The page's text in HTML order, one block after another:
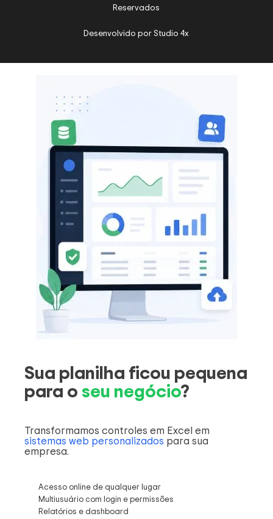
Reservados
Desenvolvido porStudio 4x
Sua planilha ficou pequena
para oseu negócio?
Transformamos controles em Excel em
sistemas web personalizados para sua
empresa.
Acesso online de qualquer lugar
Multiusuário com login e permissões
Relatórios e dashboard